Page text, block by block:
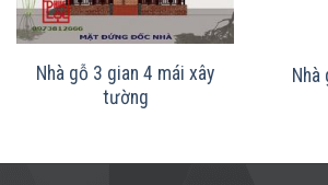
Nhà gỗ 3 gian 4 mái xây
tường
Nhà